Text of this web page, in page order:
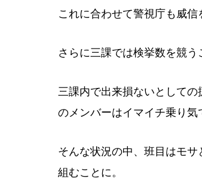
これに合わせて警視庁も威信
さらに三課では検挙数を競う
三課内で出来損ないとして
のメンバーはイマイチ乗り気
そんな状況の中、班目はモ
組むことに。